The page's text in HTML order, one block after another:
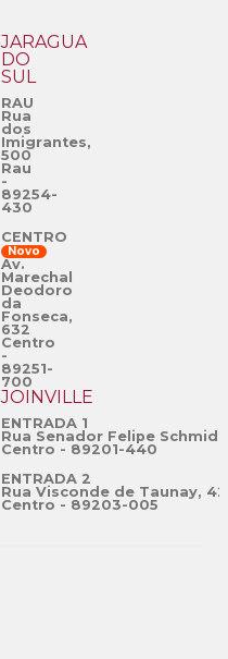
JARAGUÁ
DO
SUL
RAU
Rua
dos
Imigrantes,
500
Rau
-
89254-
430
CENTRO
Novo
Av.
Marechal
Deodoro
da
Fonseca,
632
Centro
-
89251-
700
JOINVILLE
ENTRADA 1
Rua Senador Felipe
Centro - 89201-440
ENTRADA 2
Rua Visconde de Taunay,
Centro - 89203-005